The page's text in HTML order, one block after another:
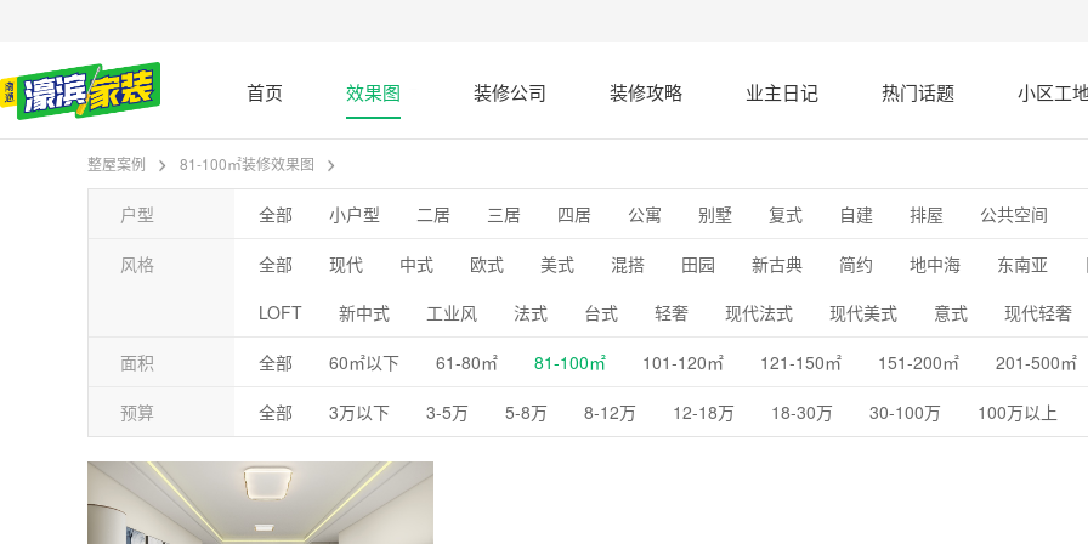
首页 效果图 装修公司 装修攻略 业主日记 热门话题 小区工
整屋案例 81-100㎡装修效果图
户型 全部 小户型 二居 三居 四居 公寓 别墅 复式 自建 排屋 公共空间
风格 全部 现代 中式 欧式 美式 混搭 田园 新古典 简约 地中海 东南亚
LOFT
新中式 工业风 法式 台式 轻奢 现代法式 现代美式 意式 现代轻奢
面积 全部 60㎡以下 61-80㎡ 81-100㎡ 101-120㎡ 121-150㎡ 151-200㎡ 201-500㎡
预算 全部 3万以下 3-5万 5-8万 8-12万 12-18万 18-30万 30-100万 100万以上